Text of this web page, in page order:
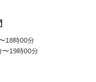
18時00分
〜19時00分